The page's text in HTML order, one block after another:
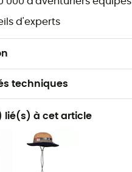
d'experts
ski.
à l'arrière.
techniques
pour
/ Trekking / Lifestyle
lié(s) à cet article